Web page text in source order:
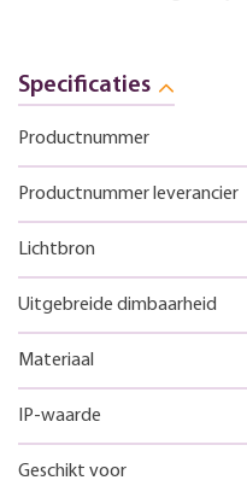
Specificaties
Productnummer
Productnummer leverancier
Lichtbron
Uitgebreide dimbaarheid
Materiaal
IP-waarde
Geschikt voor